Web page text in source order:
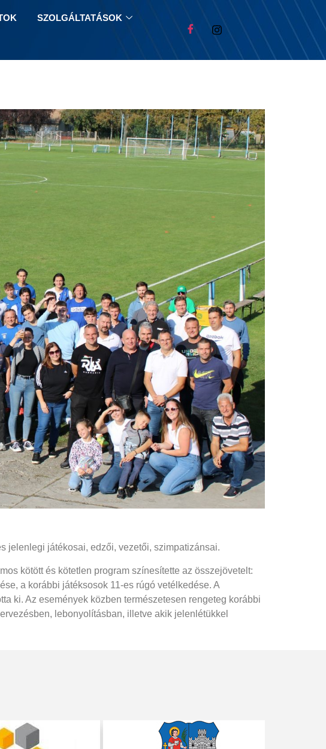
SZOLGÁLTATÁSOK
jelenlegi játékosai, edzői, vezetői, szimpatizánsai.
kötött és kötetlen program színesítette az összejövetelt:
a korábbi játéksosok 11-es rúgó vetélkedése. A
ki. Az események közben természetesen rengeteg korábbi
lebonyolításban, illetve akik jelenlétükkel